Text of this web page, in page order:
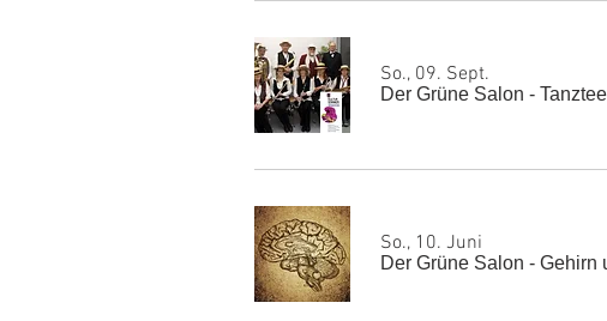
So., 09. Sept.
Der Grüne Salon -
So., 10. Juni
Der Grüne Salon - Gehirn